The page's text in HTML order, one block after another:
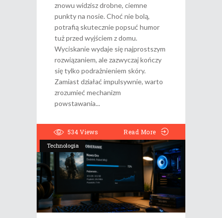
znowu widzisz drobne, ciemne
punkty na nosie. Choć nie bolą,
potrafią skutecznie popsuć humor
tuż przed wyjściem z domu.
Wyciskanie wydaje się najprostszym
rozwiązaniem, ale zazwyczaj kończy
się tylko podrażnieniem skóry.
Zamiast działać impulsywnie, warto
zrozumieć mechanizm
powstawania
534Views Read More
Technologia